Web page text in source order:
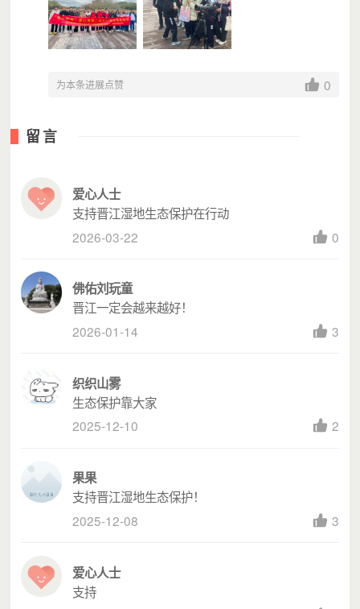
（3） 完成晋江鸟类监测与栖息地调查，编写迁飞水鸟栖息
地保护管理计划，为鸟类保护提供建议，支持鸟类保护管理
能力提升；
教师开展湿地教育培训2场；
场，提升公众湿地保护意识；
（注：最终根据实际筹款情况开展活动）
二、项目预算
为本条进展点赞 0
留言
爱心人士
支持晋江湿地生态保护在行动
2026-03-22
0
佛佑刘玩童
晋江一定会越来越好！
2026-01-14
3
织织山雾
生态保护靠大家
2025-12-10
2
果果
支持晋江湿地生态保护！
2025-12-08
3
爱心人士
支持